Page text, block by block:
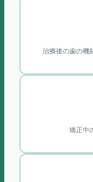
治療後の歯の機
矯正中